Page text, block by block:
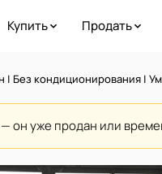
Купить Продать
| Без кондиционирования |
— он уже продан или